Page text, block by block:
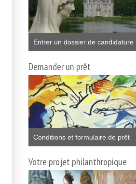
Entrer un dossier de candidature
Demander un prêt
Conditions et formulaire de prêt
Votre projet philanthropique